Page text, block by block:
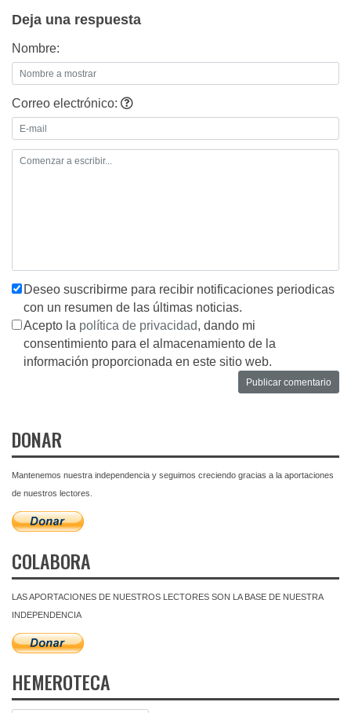
Deja una respuesta
Nombre:
Correo electrónico:
Deseo suscribirme para recibir notificaciones periodicas
con un resumen de las últimas noticias.
Acepto la política de privacidad, dando mi
consentimiento para el almacenamiento de la
información proporcionada en este sitio web.
DONAR
Mantenemos nuestra independencia y seguimos creciendo gracias a la aportaciones
de nuestros lectores.
COLABORA
LAS APORTACIONES DE NUESTROS LECTORES SON LA BASE DE NUESTRA
INDEPENDENCIA
HEMEROTECA